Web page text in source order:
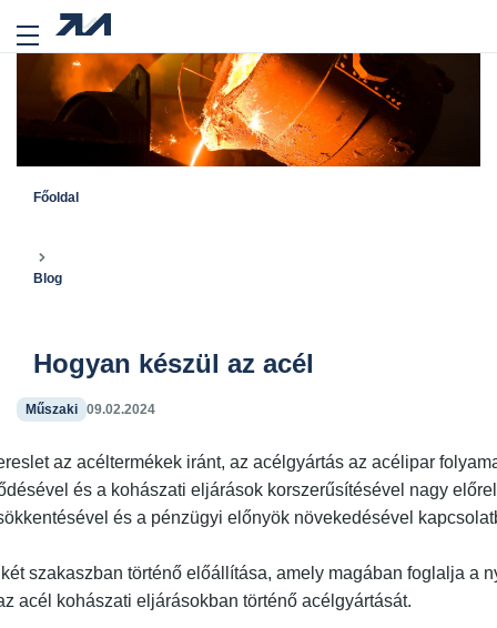
Főoldal
Blog
Hogyan készül az acél
Műszaki 09.02.2024
az acéltermékek iránt, az acélgyártás az acélipar
és a kohászati eljárások korszerűsítésével nagy
és a pénzügyi előnyök növekedésével
szakaszban történő előállítása, amely magában foglalja a
acél kohászati eljárásokban történő acélgyártását.